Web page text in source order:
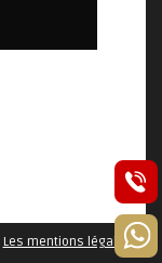
Les mentions légales de